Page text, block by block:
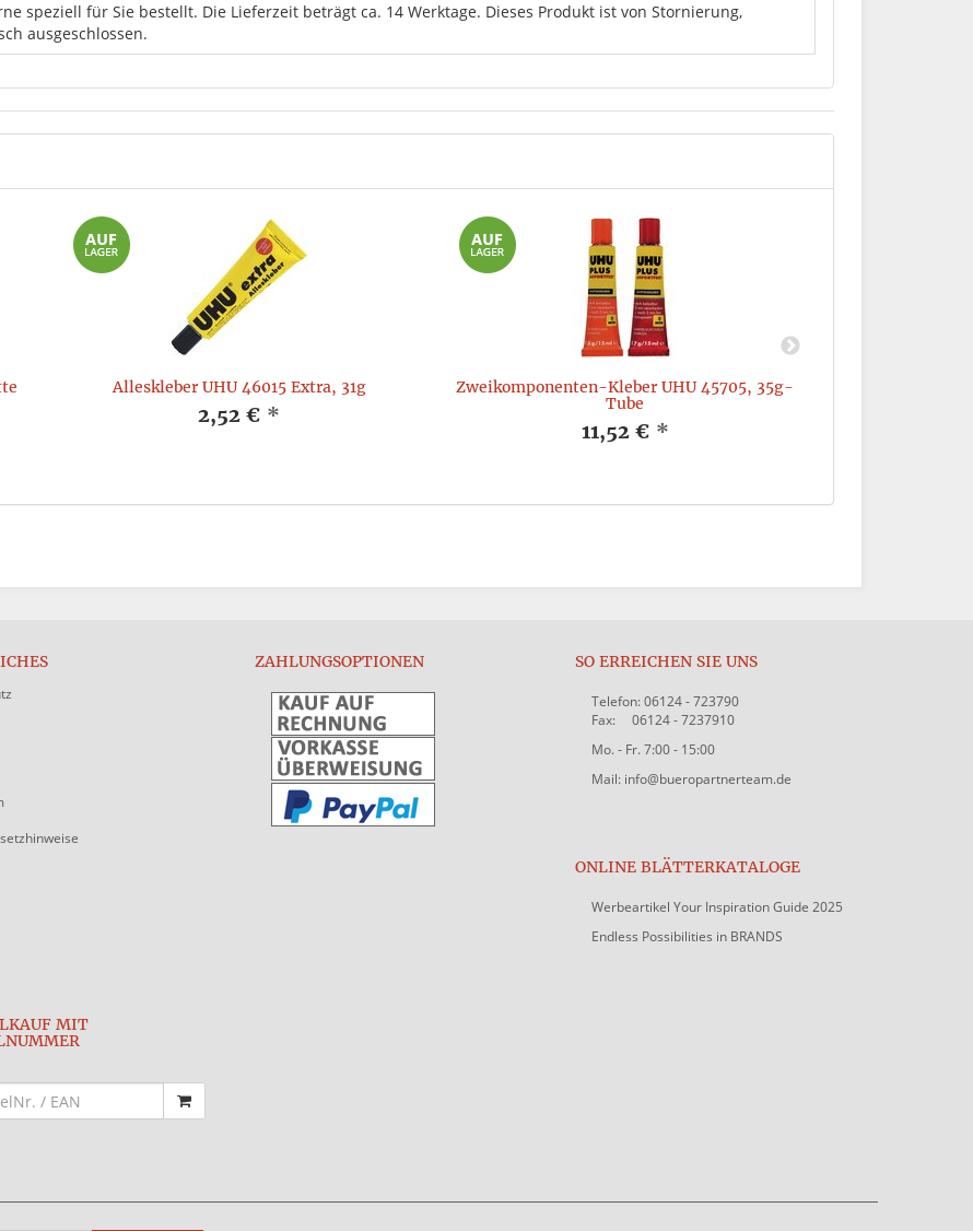
speziell für Sie bestellt. Die Lieferzeit beträgt ca. 14 Werktage. Dieses Produkt ist von Stornierung,
ausgeschlossen.
Alleskleber UHU 46015 Extra, 31g
2,52 € *
Zweikomponenten-Kleber UHU 45705, 35g-
Tube
11,52 € *
ZAHLUNGSOPTIONEN SO ERREICHEN SIE UNS
Telefon: 06124 - 723790
Fax: 06124 - 7237910
Mo. - Fr. 7:00 - 15:00
Mail: info@bueropartnerteam.de
ONLINE BLÄTTERKATALOGE
Werbeartikel Your Inspiration Guide 2025
Endless Possibilities in BRANDS
MIT